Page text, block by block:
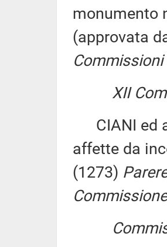
monumento
(approvata
Commissioni
XII
CIANI ed
affette da
(1273)